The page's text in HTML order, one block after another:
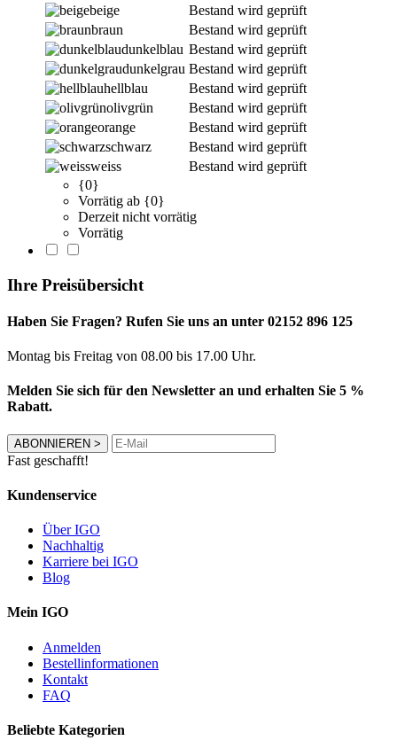
beige
Bestand wird geprüft
braun
Bestand wird geprüft
dunkelblau Bestand wird geprüft
dunkelgrau Bestand wird geprüft
hellblau
Bestand wird geprüft
olivgrün
Bestand wird geprüft
orange
Bestand wird geprüft
schwarz
Bestand wird geprüft
weiss
Bestand wird geprüft
{0}
Vorrätig ab {0}
Derzeit nicht vorrätig
Vorrätig
Ihre Preisübersicht
Haben Sie Fragen? Rufen Sie uns an unter 02152 896 125
Montag bis Freitag von 08.00 bis 17.00 Uhr.
Melden Sie sich für den Newsletter an und erhalten Sie 5 %
Rabatt.
ABONNIEREN >
Fast geschafft!
Kundenservice
Über IGO
Nachhaltig
Karriere bei IGO
Blog
Mein IGO
Anmelden
Bestellinformationen
Kontakt
FAQ
Beliebte Kategorien